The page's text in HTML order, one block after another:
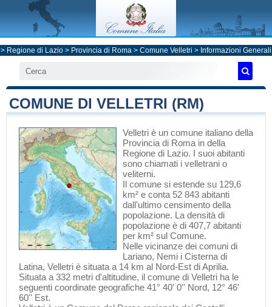
> Regione di Lazio > Provincia di Roma > Comune Velletri > Informazioni Generali
COMUNE DI VELLETRI (RM)
Velletri è un comune italiano della
Provincia di Roma in della
Regione di Lazio. I suoi abitanti
sono chiamati i velletrani o
veliterni.
Il comune si estende su 129,6
km² e conta 52 843 abitanti
dall'ultimo censimento della
popolazione. La densità di
popolazione è di 407,7 abitanti
per km² sul Comune.
Nelle vicinanze dei comuni di
Lariano, Nemi i Cisterna di
Latina, Velletri è situata a 14 km al Nord-Est diAprilia.
Situata a 332 metri d'altitudine, il comune di Velletri ha le
seguenti coordinate geografiche 41° 40' 0'' Nord, 12° 46'
60'' Est.